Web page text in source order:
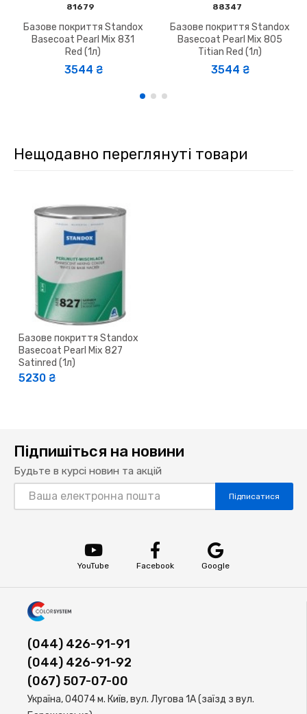
81679
Базове покриття Standox
Basecoat Pearl Mix 831
Red (1л)
3544 ₴
88347
Базове покриття Standox
Basecoat Pearl Mix 805
Titian Red (1л)
3544 ₴
Нещодавно переглянуті товари
Базове покриття Standox
Basecoat Pearl Mix 827
Satinred (1л)
5230 ₴
Підпишіться на новини
Будьте в курсі новин та акцій
Підписатися
YouTube Facebook Google
(044) 426-91-91
(044) 426-91-92
(067) 507-07-00
Україна, 04074 м. Київ, вул. Лугова 1А (заїзд з вул.